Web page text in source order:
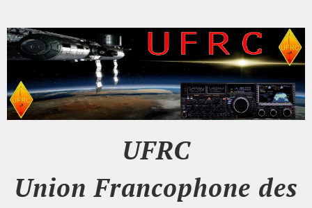
UFRC
Union Francophone des